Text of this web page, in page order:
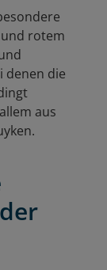
rotem
denen die
aus